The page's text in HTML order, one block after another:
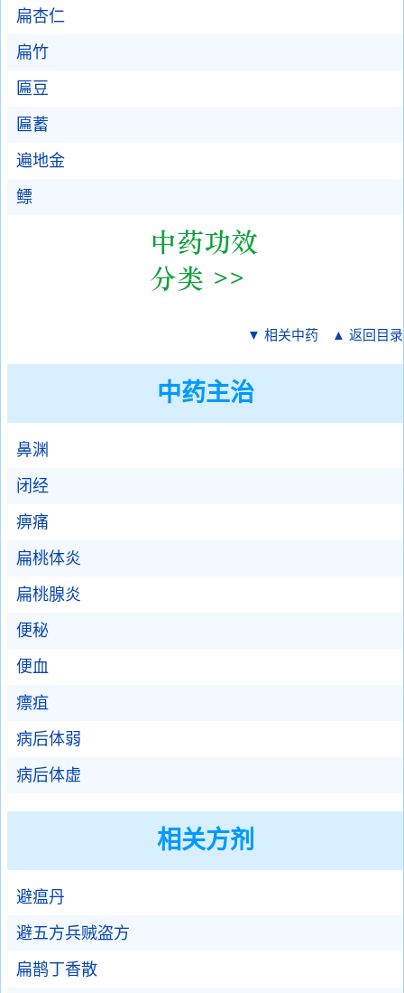
扁杏仁
扁竹
匾豆
匾蓄
遍地金
鳔
▼ 相关中药 ▲ 返回目录
中药主治
鼻渊
闭经
痹痛
扁桃体炎
扁桃腺炎
便秘
便血
瘭疽
病后体弱
病后体虚
相关方剂
避瘟丹
避五方兵贼盗方
扁鹊丁香散